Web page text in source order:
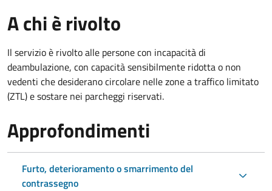
A chi è rivolto
Il servizio è rivolto alle persone con incapacità di
deambulazione, con capacità sensibilmente ridotta o non
vedenti che desiderano circolare nelle zone a traffico limitato
(ZTL) e sostare nei parcheggi riservati.
Approfondimenti
Furto, deterioramento o smarrimento del
contrassegno